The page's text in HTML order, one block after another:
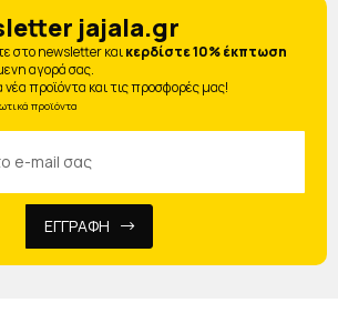
jajala.gr
στο newsletter καικερδίστε 10% έκπτωση
αγορά σας.
προϊόντα και τις προσφορές μας!
προϊόντα
ΕΓΓΡΑΦΗ